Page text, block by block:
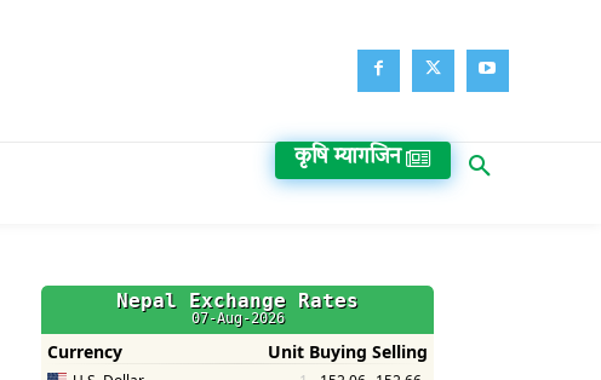
कृषि म्यागजिन